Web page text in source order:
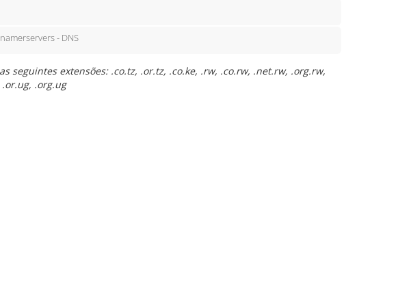
- DNS
seguintes extensões: .co.tz, .or.tz, .co.ke, .rw, .co.rw, .net.rw, .org.rw,
.org.ug